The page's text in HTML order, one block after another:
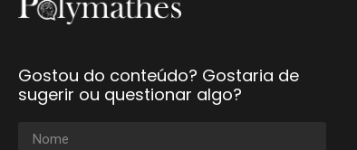
Gostou do conteúdo? Gostaria de
sugerir ou questionar algo?